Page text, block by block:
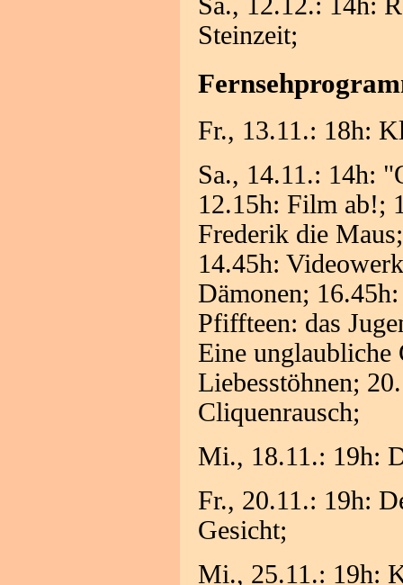
Steinzeit;
Fr., 13.11.: 18h:
Sa., 14.11.: 14h:
12.15h: Film ab!;
Frederik die
14.45h:
Dämonen;
Pfiffteen: das
Eine unglaubliche
Liebesstöhnen;
Cliquenrausch;
Mi., 18.11.: 19h:
Fr., 20.11.: 19h:
Gesicht;
Mi., 25.11.: 19h: